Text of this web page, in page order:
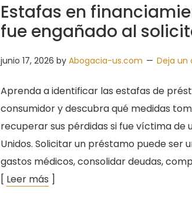
Estafas en
fue engañado al
junio 17, 2026 by Abogacia-us.com Deja un
Aprenda a identificar las estafas de
consumidor y descubra qué medidas
recuperar sus pérdidas si fue víctima de
Unidos. Solicitar un préstamo puede
gastos médicos, consolidar deudas,
[ Leer más ]